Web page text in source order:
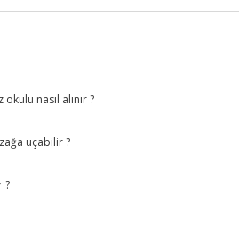
nasıl alınır ?
uçabilir ?
?